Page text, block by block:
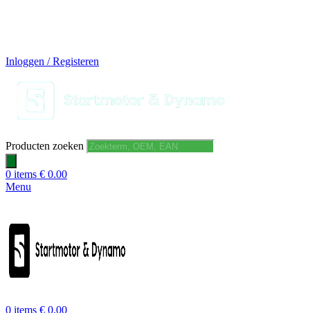
Inloggen / Registeren
Producten zoeken
0 items € 0.00
Menu
0 items € 0.00